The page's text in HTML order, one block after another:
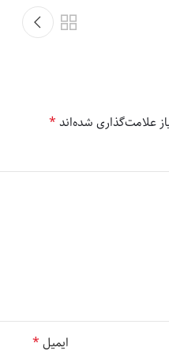
علامت‌گذاری شده‌اند*
ایمیل*